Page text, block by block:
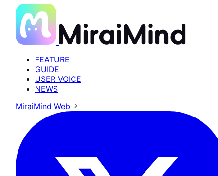
FEATURE
GUIDE
USER VOICE
NEWS
MiraiMind Web